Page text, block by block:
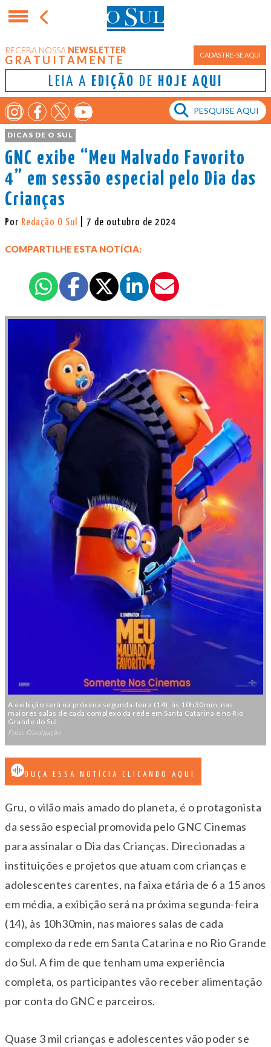
RECEBA NOSSA NEWSLETTER
GRATUITAMENTE CADASTRE-SE AQUI
LEIA A EDIÇÃO DE HOJE AQUI
DICAS DE O SUL
GNC exibe “Meu Malvado Favorito
4” em sessão especial pelo Dia das
Crianças
Por Redação O Sul | 7 de outubro de 2024
COMPARTILHE ESTA NOTÍCIA:
A exibição será na próxima segunda-feira (14), às 10h30min, nas
maiores salas de cada complexo da rede em Santa Catarina e no Rio
Grande do Sul.
Foto: Divulgação
OUÇA ESSA NOTÍCIA CLICANDO AQUI
Gru, o vilão mais amado do planeta, é o protagonista
da sessão especial promovida pelo GNC Cinemas
para assinalar o Dia das Crianças. Direcionadas a
instituições e projetos que atuam com crianças e
adolescentes carentes, na faixa etária de 6 a 15 anos
em média, a exibição será na próxima segunda-feira
(14), às 10h30min, nas maiores salas de cada
complexo da rede em Santa Catarina e no Rio Grande
do Sul. A fim de que tenham uma experiência
completa, os participantes vão receber alimentação
por conta do GNC e parceiros.
Quase 3 mil crianças e adolescentes vão poder se